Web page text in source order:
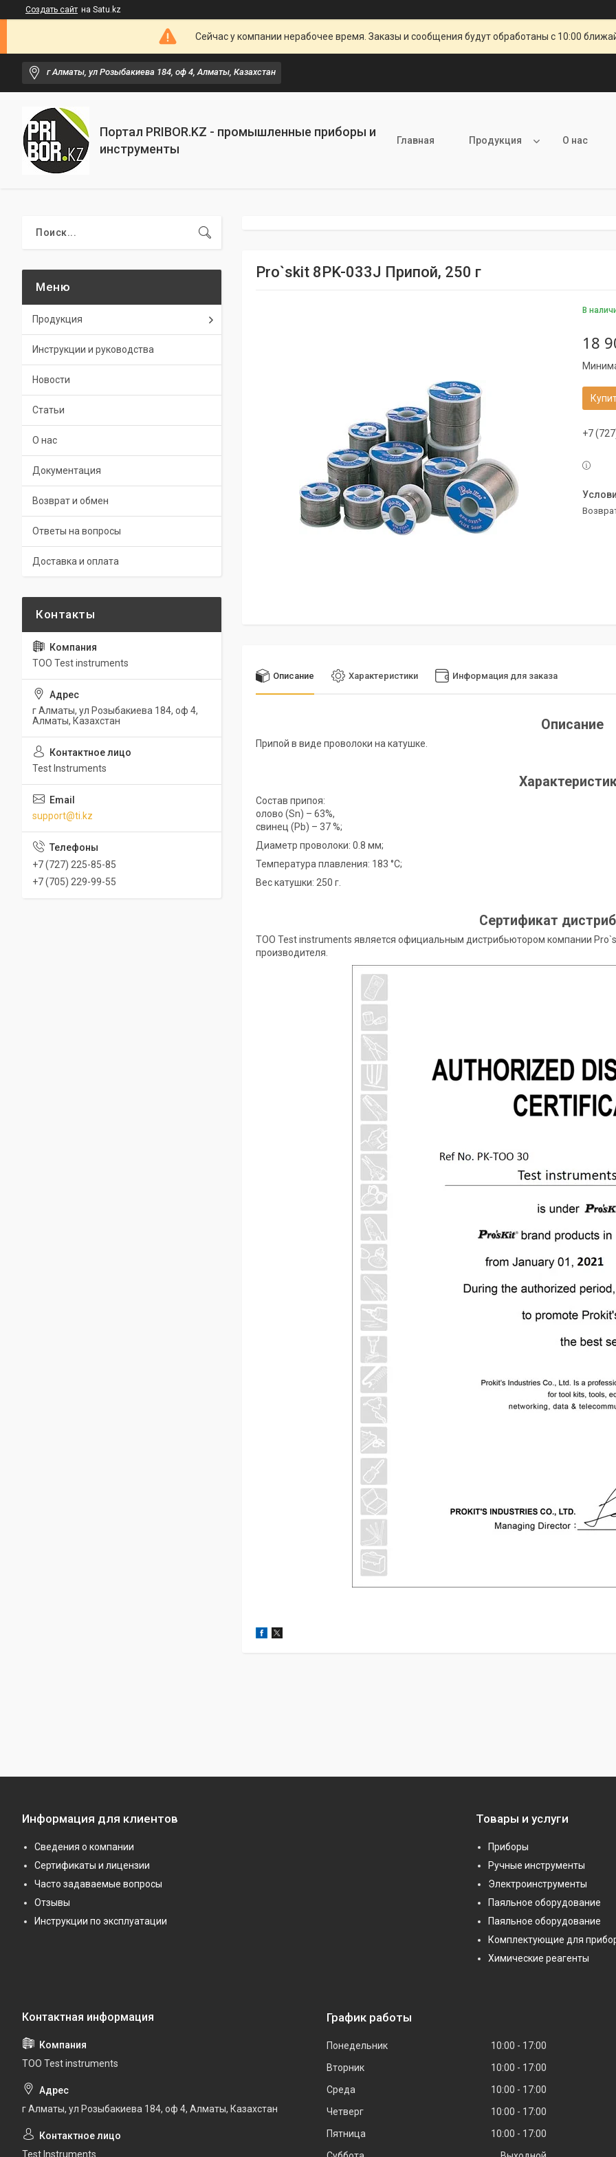
Создать сайт на Satu.kz
Сейчас у компании нерабочее время. Заказы и сообщения будут обработаны с 10:00
г Алматы, ул Розыбакиева 184, оф 4, Алматы, Казахстан
Портал PRIBOR.KZ - промышленные приборы и
инструменты
Главная Продукция О нас
Pro`skit 8PK-033J Припой, 250 г
В
18
+7
Описание Характеристики Информация для заказа
Описание
Припой в виде проволоки на катушке.
Состав припоя:
олово (Sn) – 63%,
свинец (Pb) – 37 %;
Диаметр проволоки: 0.8 мм;
Температура плавления: 183 °C;
Вес катушки: 250 г.
Сертификат
ТОО Test instruments является официальным дистрибьютором компании
производителя.
Продукция
Инструкции и руководства
Новости
Статьи
О нас
Документация
Возврат и обмен
Ответы на вопросы
Доставка и оплата
ТОО Test instruments
г Алматы, ул Розыбакиева 184, оф 4,
Алматы, Казахстан
Test Instruments
support@ti.kz
+7 (727) 225-85-85
+7 (705) 229-99-55
Информация для клиентов
Сведения о компании
Сертификаты и лицензии
Часто задаваемые вопросы
Отзывы
Инструкции по эксплуатации
Товары и услуги
Приборы
Ручные инструменты
Электроинструменты
Паяльное оборудование
Паяльное оборудование
Комплектующие для
Химические реагенты
ТОО Test instruments
г Алматы, ул Розыбакиева 184, оф 4, Алматы, Казахстан
Test Instruments
График работы
Понедельник 10:00
17:00
Вторник
10:00
17:00
Среда
10:00
17:00
Четверг
10:00
17:00
Пятница
10:00
17:00